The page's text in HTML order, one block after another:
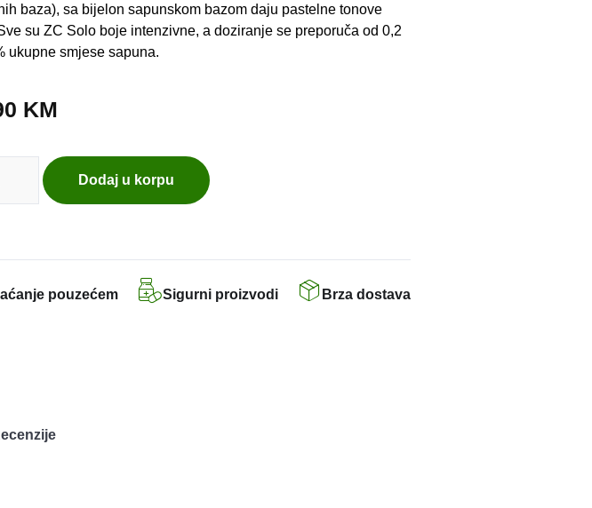
baza), sa bijelon sapunskom bazom daju pastelne tonove
su ZC Solo boje intenzivne, a doziranje se preporuča od 0,2
ukupne smjese sapuna.
KM
Dodaj u korpu
pouzećem Sigurni proizvodi Brza dostava